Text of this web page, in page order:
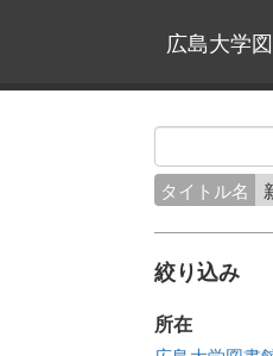
広島大学
タイトル名
絞り込み
所在